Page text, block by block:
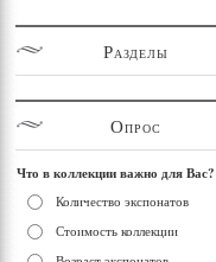
Разделы
Опрос
Что в коллекции важно для Вас?
Количество экспонатов
Стоимость коллекции